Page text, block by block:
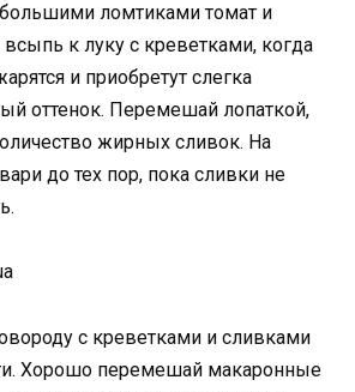
ломтиками томат и
к луку с креветками, когда
и приобретут слегка
оттенок. Перемешай лопаткой,
жирных сливок. На
до тех пор, пока сливки не
с креветками и сливками
Хорошо перемешай макаронные